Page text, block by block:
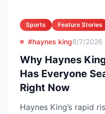
Sports Feature Stories
#haynes king8/7/2026
Why Haynes
Has Everyone
Right Now
Haynes King’s rapid